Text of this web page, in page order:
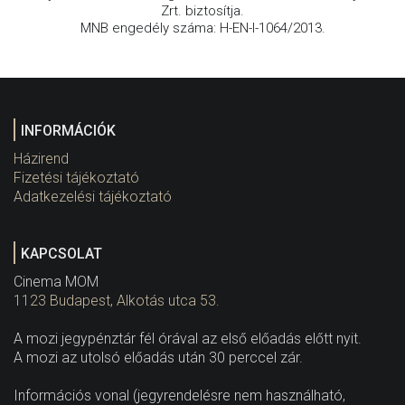
Zrt. biztosítja.
MNB engedély száma: H-EN-I-1064/2013.
INFORMÁCIÓK
Házirend
Fizetési tájékoztató
Adatkezelési tájékoztató
KAPCSOLAT
Cinema MOM
1123 Budapest, Alkotás utca 53.
A mozi jegypénztár fél órával az első előadás előtt nyit.
A mozi az utolsó előadás után 30 perccel zár.
Információs vonal (jegyrendelésre nem használható,